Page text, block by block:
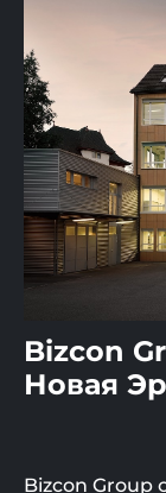
Bizcon
Новая
Bizcon Group